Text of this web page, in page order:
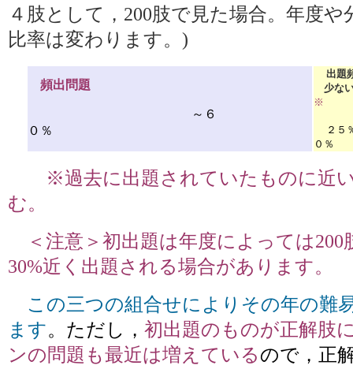
４肢として，200肢で見た場合。年度や
比率は変わります。)
頻出問題
～６
０％
出題
少な
※
２５
０％
※過去に出題されていたものに近
む。
＜注意＞初出題は年度によっては200
30%近く出題される場合があります。
この三つの組合せによりその年の難
ます。ただし， 初出題のものが正解肢
ンの問題も最近は増えているので，正